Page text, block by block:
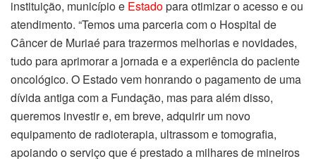
instituição, município e Estadopara otimizar o acesso e ou
atendimento. “Temos uma parceria com o Hospital de
Câncer de Muriaé para trazermos melhorias e novidades,
tudo para aprimorar a jornada e a experiência do paciente
oncológico. O Estado vem honrando o pagamento de uma
dívida antiga com a Fundação, mas para além disso,
queremos investir e, em breve, adquirir um novo
equipamento de radioterapia, ultrassom e tomografia,
apoiando o serviço que é prestado a milhares de mineiros